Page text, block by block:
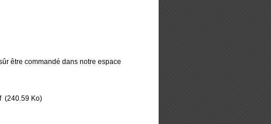
être commandé dans notre espace
(240.59 Ko)